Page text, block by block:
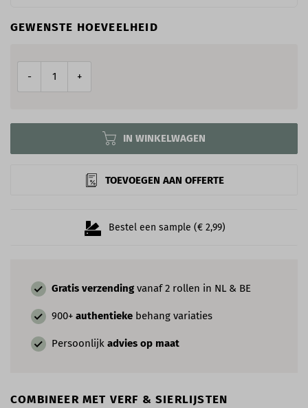
Gratis verzending vanaf 2 rollen in NL & BE
900+ authentieke behang variaties
Persoonlijk advies op maat
COMBINEER MET VERF & SIERLIJSTEN
Bestel een sample (€ 2,99)
GEWENSTE HOEVEELHEID
- +
IN WINKELWAGEN
TOEVOEGEN AAN OFFERTE